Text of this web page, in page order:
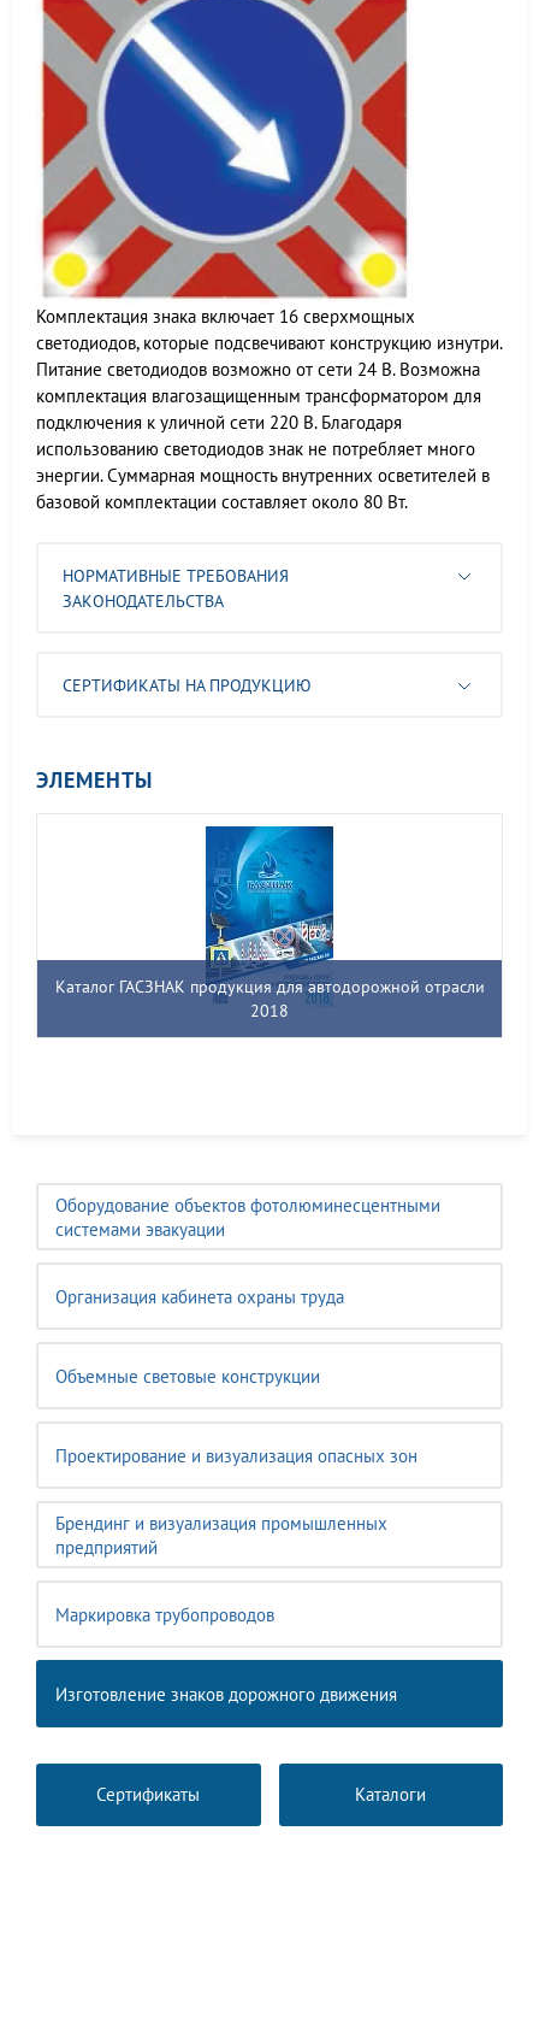
Оборудование объектов фотолюминесцентными
системами эвакуации
Организация кабинета охраны труда
Объемные световые конструкции
Проектирование и визуализация опасных зон
Брендинг и визуализация промышленных
предприятий
Маркировка трубопроводов
Изготовление знаков дорожного движения
Сертификаты Каталоги
Комплектация знака включает 16 сверхмощных
светодиодов, которые подсвечивают конструкцию изнутри.
Питание светодиодов возможно от сети 24 В. Возможна
комплектация влагозащищенным трансформатором для
подключения к уличной сети 220 В. Благодаря
использованию светодиодов знак не потребляет много
энергии. Суммарная мощность внутренних осветителей в
базовой комплектации составляет около 80 Вт.
НОРМАТИВНЫЕ ТРЕБОВАНИЯ
ЗАКОНОДАТЕЛЬСТВА
СЕРТИФИКАТЫ НА ПРОДУКЦИЮ
ЭЛЕМЕНТЫ
Каталог ГАСЗНАК продукция для автодорожной отрасли
2018